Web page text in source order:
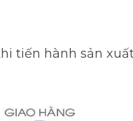
tiến hành sản